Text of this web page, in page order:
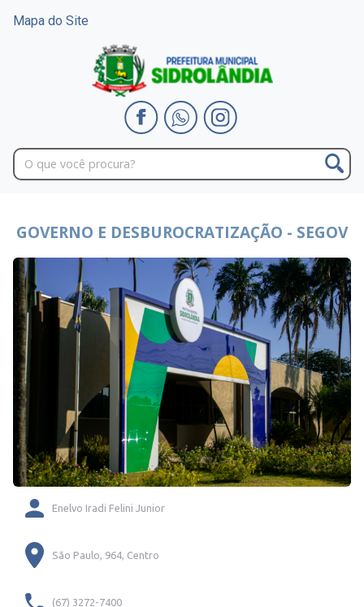
Mapa do Site
GOVERNO E DESBUROCRATIZAÇÃO - SEGOV
Enelvo Iradi Felini Junior
São Paulo, 964, Centro
(67) 3272-7400